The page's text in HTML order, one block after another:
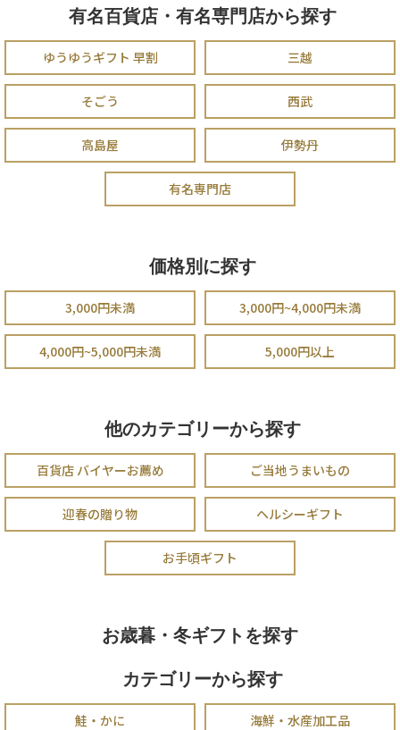
有名百貨店・有名専門店から探す
ゆうゆうギフト 早割 三越
そごう 西武
高島屋 伊勢丹
有名専門店
価格別に探す
3,000円未満 3,000円~4,000円未満
4,000円~5,000円未満 5,000円以上
他のカテゴリーから探す
百貨店 バイヤーお薦め ご当地うまいもの
迎春の贈り物 ヘルシーギフト
お手頃ギフト
お歳暮・冬ギフトを探す
カテゴリーから探す
鮭・かに 海鮮・水産加工品